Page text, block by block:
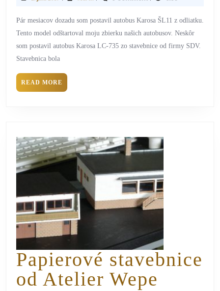
Pár mesiacov dozadu som postavil autobus Karosa ŠL11 z odliatku.
Tento model odštartoval moju zbierku našich autobusov. Neskôr
som postavil autobus Karosa LC-735 zo stavebnice od firmy SDV.
Stavebnica bola
READ MORE
Papierové stavebnice
od Atelier Wepe